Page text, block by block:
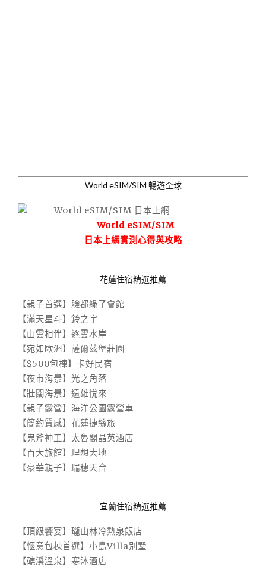
World eSIM/SIM 暢遊全球
World eSIM/SIM
日本上網實測心得與攻略
花蓮住宿精選推薦
【親子首選】臉都綠了會館
【滿天星斗】鈴之宇
【山雲相伴】逐雲水岸
【宛如歐洲】薩爾茲堡莊園
【$500包棟】卡好民宿
【夜市海景】光之角落
【壯闊海景】遠雄悅來
【親子露營】海洋公園露營車
【簡約質感】花蓮捷絲旅
【鬼斧神工】太魯閣晶英酒店
【百大旅館】理想大地
【豪華親子】瑞穗天合
宜蘭住宿精選推薦
【頂級饗宴】瓏山林冷熱泉飯店
【愜意包棟首選】小島Villa別墅
【礁溪溫泉】寒沐酒店